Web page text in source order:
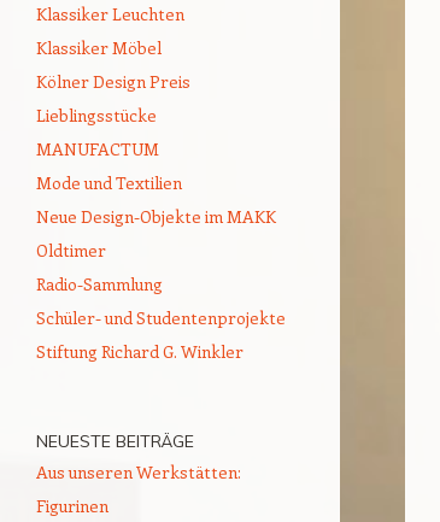
Klassiker Leuchten
Klassiker Möbel
Kölner Design Preis
Lieblingsstücke
MANUFACTUM
Mode und Textilien
Neue Design-Objekte im MAKK
Oldtimer
Radio-Sammlung
Schüler- und Studentenprojekte
Stiftung Richard G. Winkler
NEUESTE BEITRÄGE
Aus unseren Werkstätten:
Figurinen